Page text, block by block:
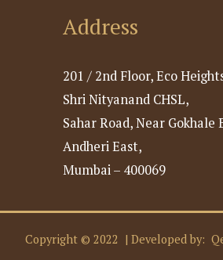
Address
201 / 2nd Floor, Eco
Shri Nityanand CHSL,
Sahar Road, Near Gokhale
Andheri East,
Mumbai – 400069
Copyright © 2022 | Developed by: